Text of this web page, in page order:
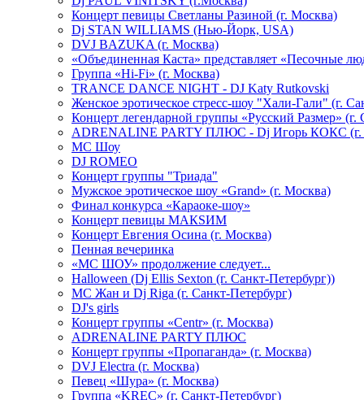
Концерт певицы Светланы Разиной (г. Москва)
Dj STAN WILLIAMS (Нью-Йорк, USA)
DVJ BAZUKA (г. Москва)
«Объединенная Каста» представляет «Песочные
Группа «Hi-Fi» (г. Москва)
TRANCE DANCE NIGHT - DJ Katy Rutkovski
Женское эротическое стресс-шоу "Хали-Гали" (г.
Концерт легендарной группы «Русский Размер» (г.
ADRENALINE PARTY ПЛЮС - Dj Игорь КОКС (г.
MC Шоу
DJ ROMEO
Концерт группы "Триада"
Мужское эротическое шоу «Grand» (г. Москва)
Финал конкурса «Караоке-шоу»
Концерт певицы МАКSИМ
Концерт Евгения Осина (г. Москва)
Пенная вечеринка
«МС ШОУ» продолжение следует...
Halloween (Dj Ellis Sexton (г. Санкт-Петербург))
МС Жан и Dj Riga (г. Санкт-Петербург)
DJ's girls
Концерт группы «Centr» (г. Москва)
ADRENALINE PARTY ПЛЮС
Концерт группы «Пропаганда» (г. Москва)
DVJ Electra (г. Москва)
Певец «Шура» (г. Москва)
Группа «KREC» (г. Санкт-Петербург)